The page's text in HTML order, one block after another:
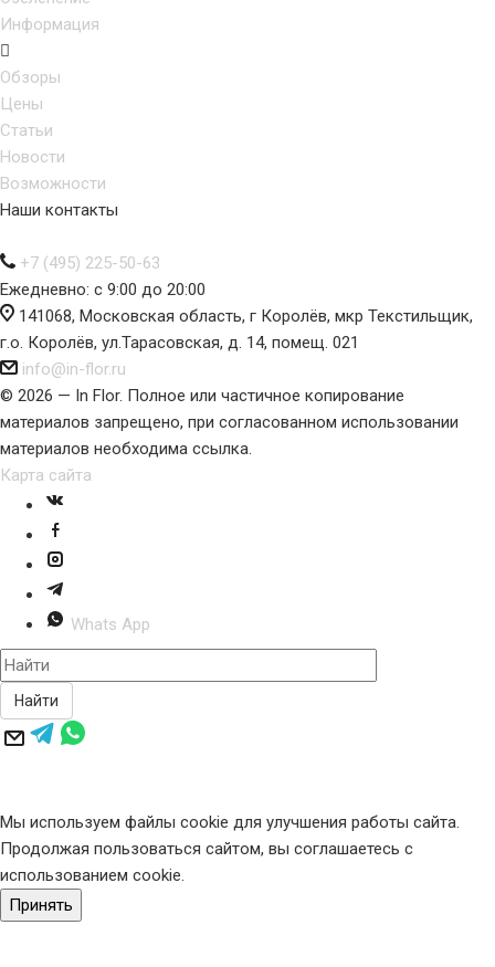
Информация
Обзоры
Цены
Статьи
Новости
Возможности
Наши контакты
+7 (495) 225-50-63
Ежедневно: с 9:00 до 20:00
141068, Московская область, г Королёв, мкр Текстильщик,
г.о. Королёв, ул.Тарасовская, д. 14, помещ. 021
info@in-flor.ru
© 2026 — In Flor. Полное или частичное копирование
материалов запрещено, при согласованном использовании
материалов необходима ссылка.
Карта сайта
Whats App
Найти
Мы используем файлы cookie для улучшения работы сайта.
Продолжая пользоваться сайтом, вы соглашаетесь с
использованием cookie.
Принять